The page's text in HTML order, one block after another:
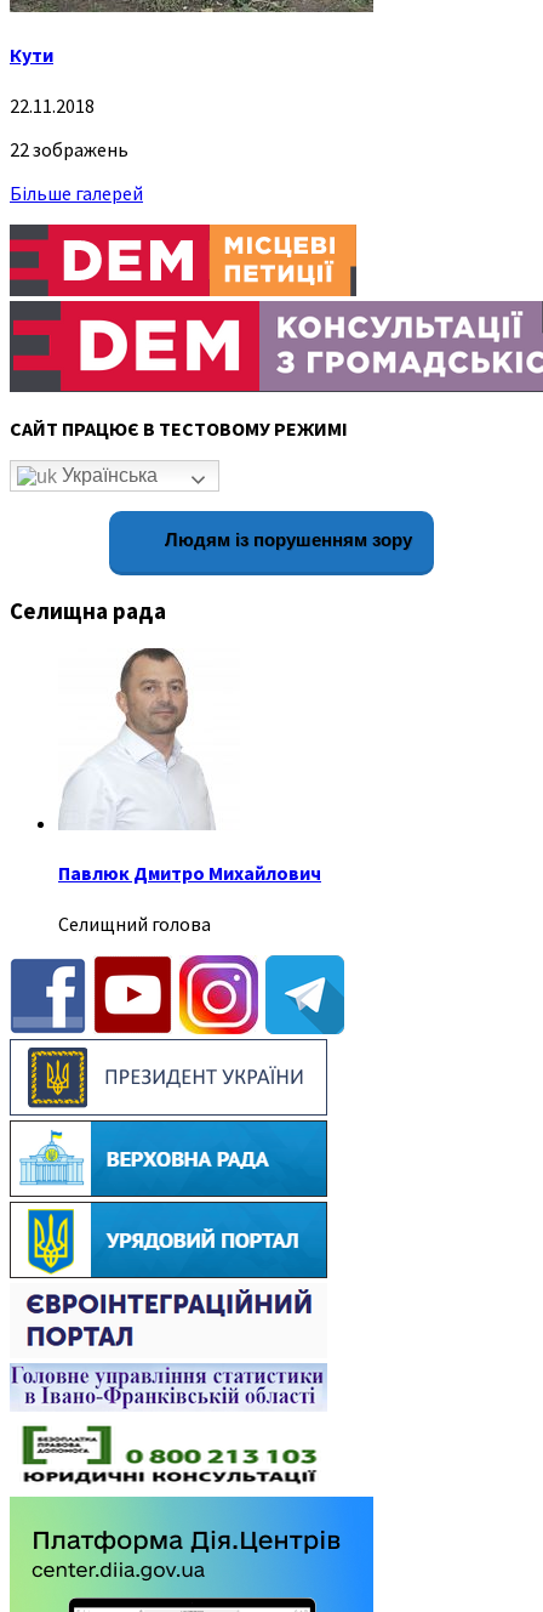
Кути
22.11.2018
22 зображень
Більше галерей
САЙТ ПРАЦЮЄ В ТЕСТОВОМУ РЕЖИМІ
Українська
Людям із порушенням зору
Селищна рада
Павлюк Дмитро Михайлович
Селищний голова